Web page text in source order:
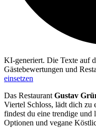
KI-generiert. Die Texte auf
Gästebewertungen und
einsetzen
Das Restaurant Gustav
Viertel Schloss, lädt dich zu
findest du eine trendige und
Optionen und vegane